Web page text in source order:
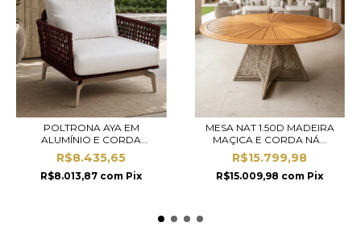
POLTRONA AYA EM
ALUMÍNIO E CORDA
NÁUTICA
R$8.435,65
R$8.013,87 com Pix
MESA NAT 1.50D MADEIRA
MAÇICA E CORDA NÁ...
R$15.799,98
R$15.009,98 com Pix